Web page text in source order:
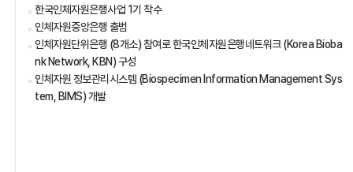
한국인체자원은행사업 1기 착수
인체자원중앙은행 출범
인체자원단위은행 (8개소) 참여로 한국인체자원은행네트워크 (Korea Bioba
nk Network, KBN) 구성
인체자원 정보관리시스템 (Biospecimen Information Management Sys
tem, BIMS) 개발